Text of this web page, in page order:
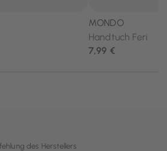
des Herstellers